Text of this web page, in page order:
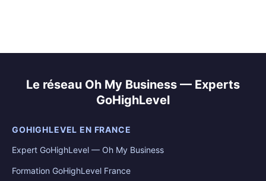
Le réseau Oh My Business — Experts
GoHighLevel
GOHIGHLEVEL EN FRANCE
Expert GoHighLevel — Oh My Business
Formation GoHighLevel France